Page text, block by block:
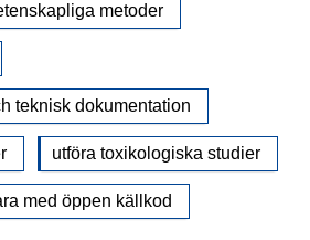
metoder
teknisk dokumentation
utföra toxikologiska studier
med öppen källkod